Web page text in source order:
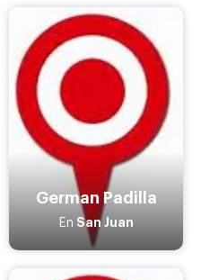
German Padilla
En San Juan